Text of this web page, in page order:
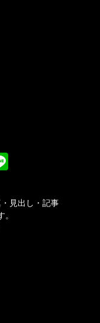
見出し・記事